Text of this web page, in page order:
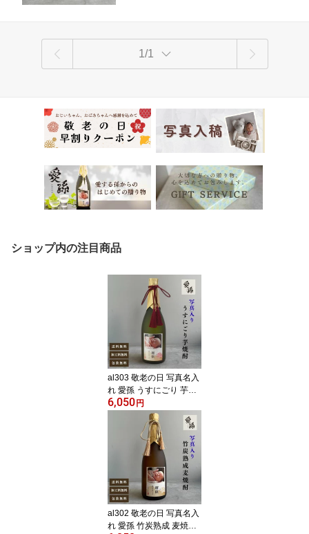
1/1
ショップ内の注目商品
al303 敬老の日 写真名入
れ 愛孫 うすにごり 芋焼
酎 25° 佐賀県産 720ml
桐箱入り (出産内祝 内祝
お祝い 孫 おじいちゃん
おばあちゃん 入園入学)
6,050円
al302 敬老の日 写真名入
れ 愛孫 竹炭熟成 麦焼酎